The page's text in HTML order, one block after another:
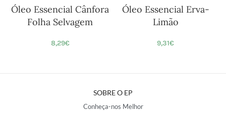
Óleo Essencial Cânfora
Folha Selvagem
8,29€
Óleo Essencial Erva-
Limão
9,31€
SOBRE O EP
Conheça-nos Melhor